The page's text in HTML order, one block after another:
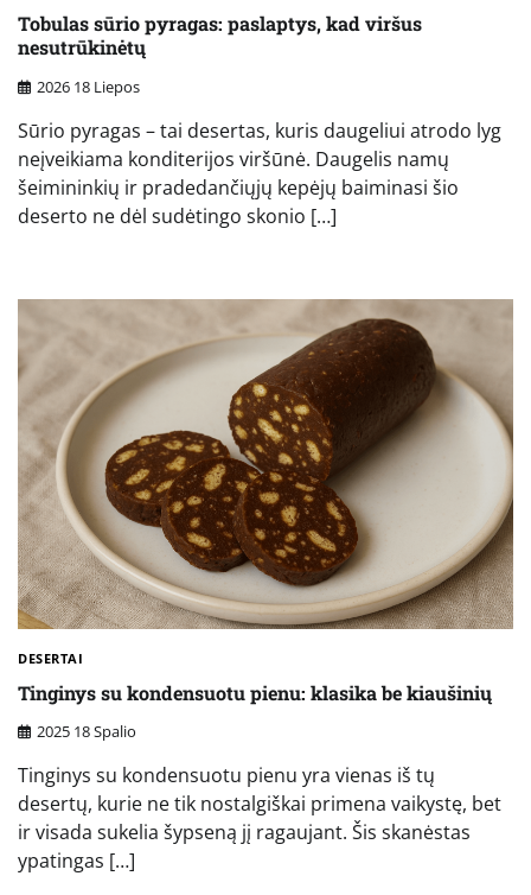
Tobulas sūrio pyragas: paslaptys, kad viršus
nesutrūkinėtų
2026 18 Liepos
Sūrio pyragas – tai desertas, kuris daugeliui atrodo lyg
neįveikiama konditerijos viršūnė. Daugelis namų
šeimininkių ir pradedančiųjų kepėjų baiminasi šio
deserto ne dėl sudėtingo skonio […]
DESERTAI
Tinginys su kondensuotu pienu: klasika be kiaušinių
2025 18 Spalio
Tinginys su kondensuotu pienu yra vienas iš tų
desertų, kurie ne tik nostalgiškai primena vaikystę, bet
ir visada sukelia šypseną jį ragaujant. Šis skanėstas
ypatingas […]